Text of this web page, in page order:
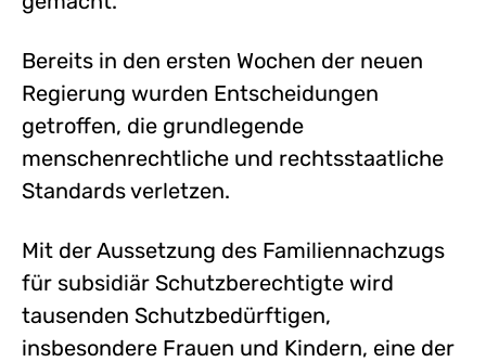
Bereits in den ersten Wochen der neuen
Regierung wurden Entscheidungen
getroffen, die grundlegende
menschenrechtliche und rechtsstaatliche
Standards verletzen.
Mit der Aussetzung des Familiennachzugs
für subsidiär Schutzberechtigte wird
tausenden Schutzbedürftigen,
insbesondere Frauen und Kindern, eine der